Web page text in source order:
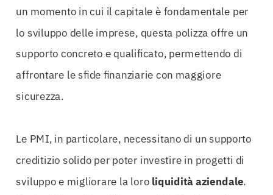
un momento in cui il capitale è fondamentale per
lo sviluppo delle imprese, questa polizza offre un
supporto concreto e qualificato, permettendo di
affrontare le sfide finanziarie con maggiore
sicurezza.
Le PMI, in particolare, necessitano di un supporto
creditizio solido per poter investire in progetti di
sviluppo e migliorare la loro liquidità aziendale.